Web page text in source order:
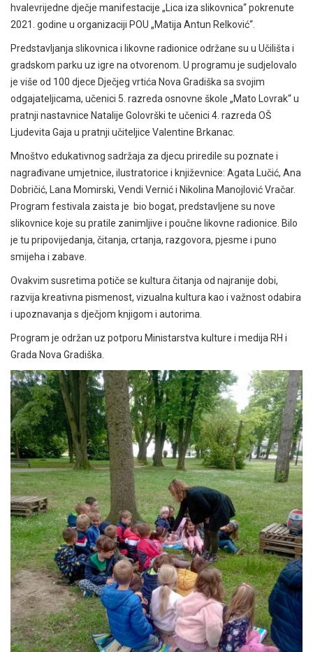
hvalevrijedne dječje manifestacije „Lica iza slikovnica“ pokrenute
2021. godine u organizaciji POU „Matija Antun Relković“.
Predstavljanja slikovnica i likovne radionice održane su u Učilišta i
gradskom parku uz igre na otvorenom. U programu je sudjelovalo
je više od 100 djece Dječjeg vrtića Nova Gradiška sa svojim
odgajateljicama, učenici 5. razreda osnovne škole „Mato Lovrak“ u
pratnji nastavnice Natalije Golovrški te učenici 4. razreda OŠ
Ljudevita Gaja u pratnji učiteljice Valentine Brkanac.
Mnoštvo edukativnog sadržaja za djecu priredile su poznate i
nagrađivane umjetnice, ilustratorice i književnice: Agata Lučić, Ana
Dobričić, Lana Momirski, Vendi Vernić i Nikolina Manojlović Vračar.
Program festivala zaista je bio bogat, predstavljene su nove
slikovnice koje su pratile zanimljive i poučne likovne radionice. Bilo
je tu pripovijedanja, čitanja, crtanja, razgovora, pjesme i puno
smijeha i zabave.
Ovakvim susretima potiče se kultura čitanja od najranije dobi,
razvija kreativna pismenost, vizualna kultura kao i važnost odabira
i upoznavanja s dječjom knjigom i autorima.
Program je održan uz potporu Ministarstva kulture i medija RH i
Grada Nova Gradiška.